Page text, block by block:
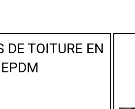
DE TOITURE EN
EPDM